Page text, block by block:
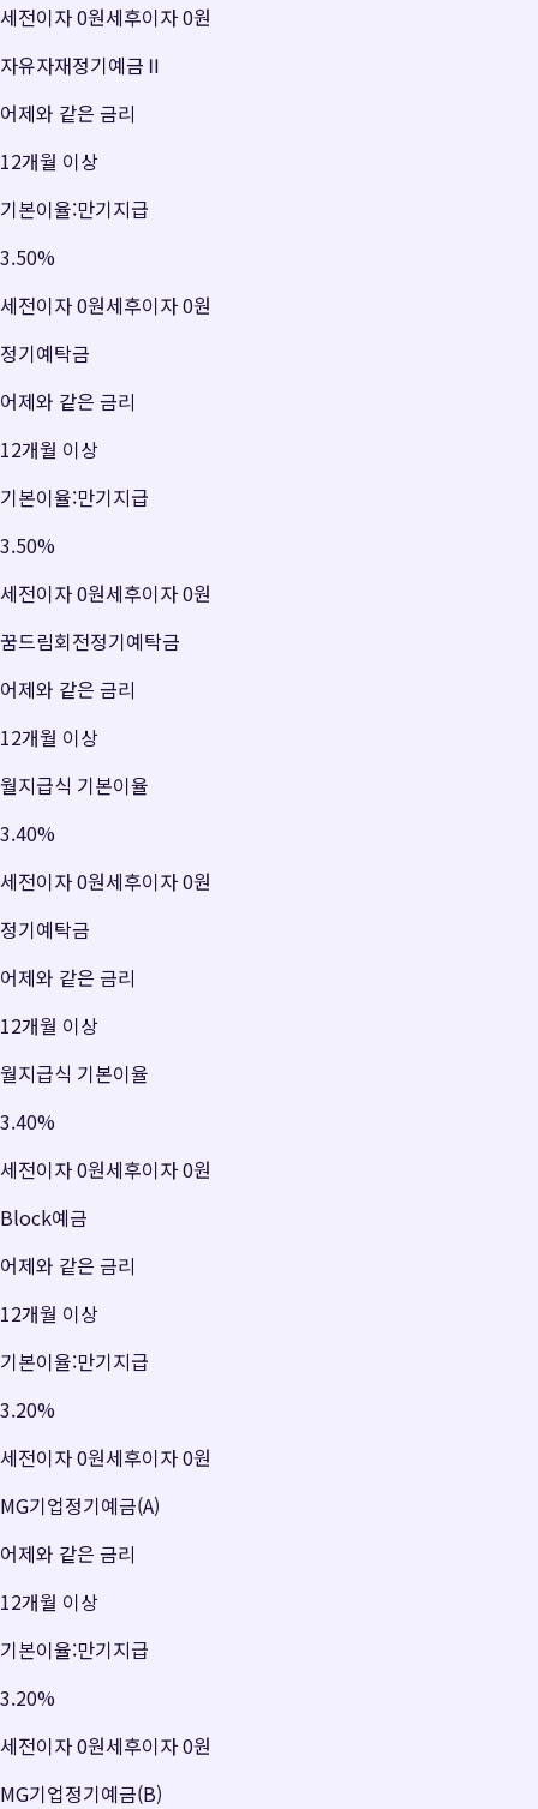
세전이자0원세후이자0원
자유자재정기예금Ⅱ
어제와 같은 금리
12개월 이상
기본이율:만기지급
3.50%
세전이자0원세후이자0원
정기예탁금
어제와 같은 금리
12개월 이상
기본이율:만기지급
3.50%
세전이자0원세후이자0원
꿈드림회전정기예탁금
어제와 같은 금리
12개월 이상
월지급식 기본이율
3.40%
세전이자0원세후이자0원
정기예탁금
어제와 같은 금리
12개월 이상
월지급식 기본이율
3.40%
세전이자0원세후이자0원
Block예금
어제와 같은 금리
12개월 이상
기본이율:만기지급
3.20%
세전이자0원세후이자0원
MG기업정기예금(A)
어제와 같은 금리
12개월 이상
기본이율:만기지급
3.20%
세전이자0원세후이자0원
MG기업정기예금(B)